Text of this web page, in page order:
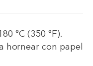
°C (350 °F).
hornear con papel